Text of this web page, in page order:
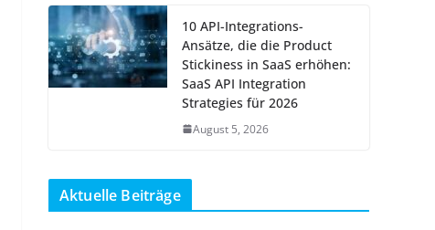
10 API-Integrations-
Ansätze, die die Product
Stickiness in SaaS erhöhen:
SaaS API Integration
Strategies für 2026
August 5, 2026
Aktuelle Beiträge